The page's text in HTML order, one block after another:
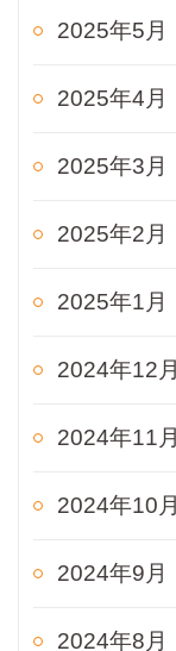
2025年5月
2025年4月
2025年3月
2025年2月
2025年1月
2024年12月
2024年11月
2024年10月
2024年9月
2024年8月